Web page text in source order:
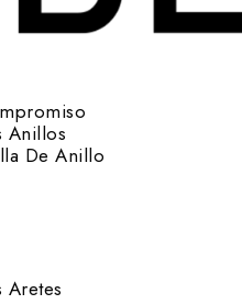
Anillos
De Anillo
Aretes